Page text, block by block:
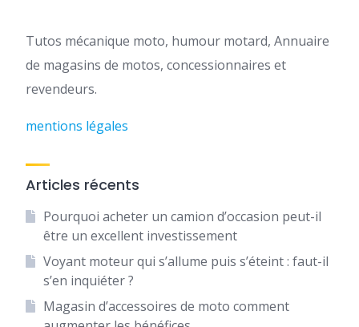
Tutos mécanique moto, humour motard, Annuaire
de magasins de motos, concessionnaires et
revendeurs.
mentions légales
Articles récents
Pourquoi acheter un camion d’occasion peut-il
être un excellent investissement
Voyant moteur qui s’allume puis s’éteint : faut-il
s’en inquiéter ?
Magasin d’accessoires de moto comment